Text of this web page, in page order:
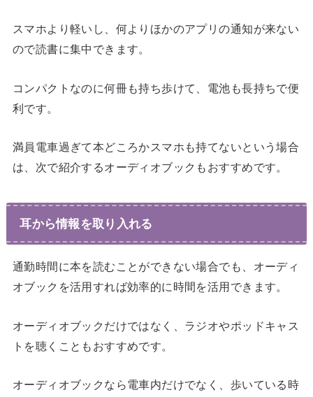
スマホより軽いし、何よりほかのアプリの通知が来ない
ので読書に集中できます。
コンパクトなのに何冊も持ち歩けて、電池も長持ちで便
利です。
満員電車過ぎて本どころかスマホも持てないという場合
は、次で紹介するオーディオブックもおすすめです。
耳から情報を取り入れる
通勤時間に本を読むことができない場合でも、オーディ
オブックを活用すれば効率的に時間を活用できます。
オーディオブックだけではなく、ラジオやポッドキャス
トを聴くこともおすすめです。
オーディオブックなら電車内だけでなく、歩いている時